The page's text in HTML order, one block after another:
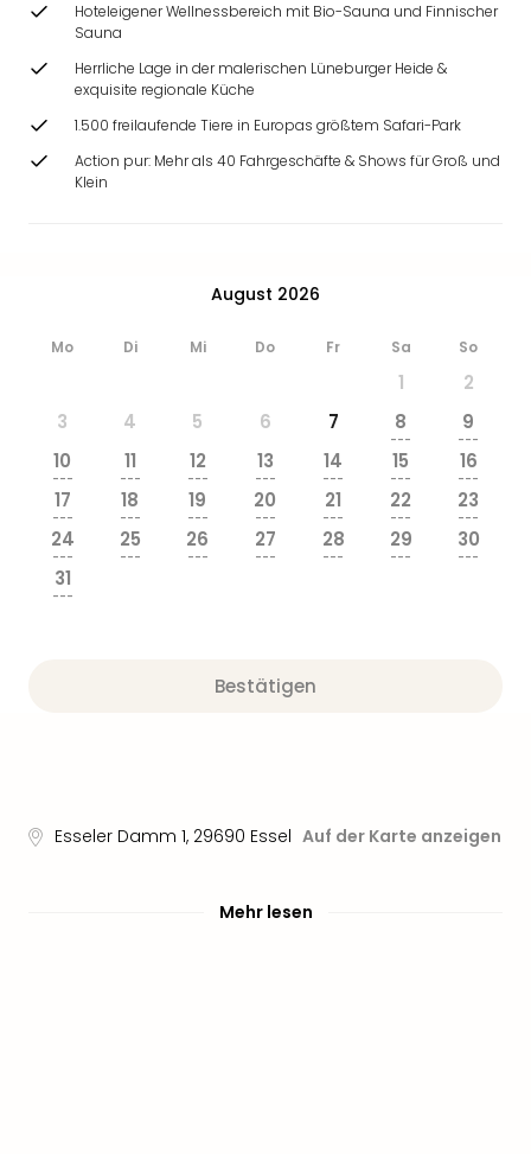
Hoteleigener Wellnessbereich mit Bio-Sauna und Finnischer
Sauna
Herrliche Lage in der malerischen Lüneburger Heide &
exquisite regionale Küche
1.500 freilaufende Tiere in Europas größtem Safari-Park
Action pur: Mehr als 40 Fahrgeschäfte & Shows für Groß und
Klein
August 2026
Mo Di Mi Do Fr Sa So
1
2
3
4 5 6 7 8
---
9
---
10
---
11
---
12
---
13
---
14
---
15
---
16
---
17
---
18
---
19
---
20
---
21
---
22
---
23
---
24
---
25
---
26
---
27
---
28
---
29
---
30
---
31
---
Bestätigen
Esseler Damm 1, 29690 Essel Auf der Karte anzeigen
Mehr lesen